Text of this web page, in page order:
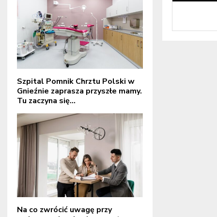
Szpital Pomnik Chrztu Polski w
Gnieźnie zaprasza przyszłe mamy.
Tu zaczyna się...
Na co zwrócić uwagę przy